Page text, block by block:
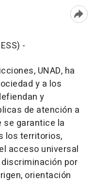
-
UNAD, ha
y a los
y
de atención a
se garantice la
los territorios,
acceso universal
por
orientación